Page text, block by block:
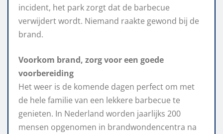
incident, het park zorgt dat de barbecue
verwijdert wordt. Niemand raakte gewond bij de
brand.
Voorkom brand, zorg voor een goede
voorbereiding
Het weer is de komende dagen perfect om met
de hele familie van een lekkere barbecue te
genieten. In Nederland worden jaarlijks 200
mensen opgenomen in brandwondencentra na